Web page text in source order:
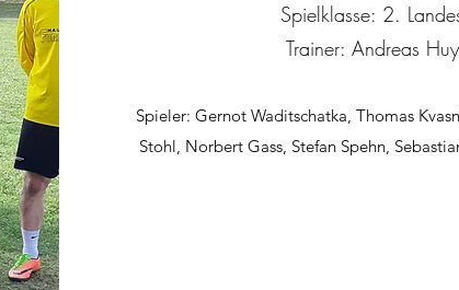
Spielklasse: 2.
Trainer: Andreas
Spieler: Gernot Waditschatka, Thomas
Stohl, Norbert Gass, Stefan Spehn,